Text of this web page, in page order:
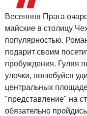
Весенняя Прага
майские в столицу
популярностью.
подарит своим
пробуждения. Гуляя
улочки, полюбуйся
центральных
"представление" на
обязательно